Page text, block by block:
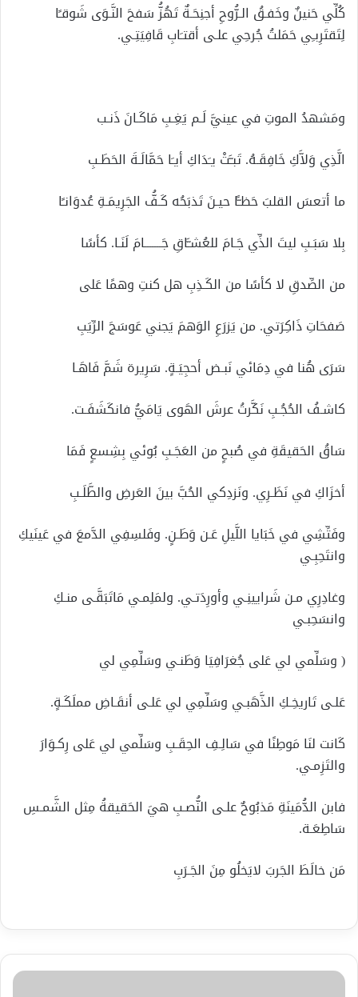
كُلِّي حَنينٌ وخَفـقُ الـرُّوحِ أجنِحَـةٌ تَهُزُّ سَفحَ النَّـوَى شَوقـًا
لِتَقتَرِبـِي حَمَلتُ جُرحِي علـى أقتـَابِ قَافِيَتِـي.
ومَشهدُ الموتِ في عينيَّ لَـم يَغِـبِ مَاكَـانَ ذَنـب
الَّذِي وَلاَّكِ خَافِقَـهُ. تَبـَّتْ يـَدَاكِ أيـَا حَمَّالَـةَ الحَطَـبِ
ما أتعسَ القلبَ حَظـًّا حيـنَ تَذبَحُه كَـفُّ الجَرِيمَـةِ عُدوَانـًا
بِلا سَبَـبِ ليتَ الذِّي جَـامَ للعُشـَّاقِ جَـــــــامَ لَنَـا. كأسًا
من الصِّدقِ لا كأسًا من الكَـذِبِ هل كنتِ وهمًا عَلى
صَفحَاتِ ذَاكِرَتي. من يَزرَعِ الوَهمَ يَجني عَوسَجَ الرِّيَبِ
سَرَى هُنا في دِمَائي نَبـض أحجِيَـةٍ. سَرِيرة شَمَّ فَاهَـا
كاشـفُ الحُجُـبِ نَكَّرتُ عرشَ الهَوى يَامَيُّ فانكَشَفَـت.
سَاقُ الحَقيقَةِ في صُبحٍ من العَجَـبِ بُوئي بِشِسعٍ فَمَا
أخزَاكِ في نَظَـرِي. ونَزدِكي الحُبَّ بينَ العَرضِ والطَّلَـبِ
وفَتِّشِي في خَبَايا اللَّيلِ عَـن وَطَـنٍ. وفَلسِفِي الدَّمعَ في عَينَيكِ
وانتَحِبِـي
وغادِرِي مـن شَرايينِـي وأورِدَتـي. ولمَلِمـي مَاتَبَقَّـى منـكِ
وانسَحِبـي
( وسَلِّمي لي عَلى جُغرَافِيَا وَطَنـي وسَلِّمِي لي
عَلـى تَاريخِـكِ الذَّهَبـي وسَلِّمِي لي عَلـى أنقَـاضِ مملَكَـةٍ.
كَانت لنَا مَوطِنًا في سَالِـفِ الحِقَـبِ وسَلِّمي لي عَلى رِكـوَارَ
والتَزِمـي.
فابن الدُّمَينَةِ مَذبُوحٌ علـى النُّصـبِ هيَ الحَقيقةُ مِثل الشَّمـسِ
سَاطِعَـة.
مَن خالَطَ الجَربَ لايَخلُو مِنَ الجَـرَبِ
رايت